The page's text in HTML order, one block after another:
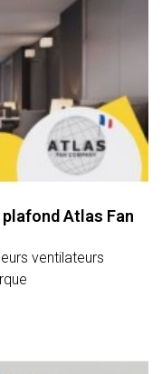
Atlas Fan
ventilateurs